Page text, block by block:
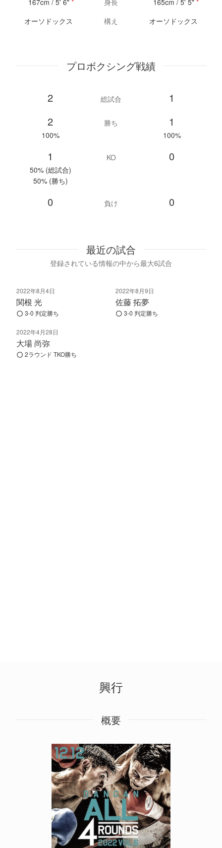
オーソドックス
構え オーソドックス
プロボクシング戦績
2 総試合
1
2
100%
勝ち 1
100%
1
50% (総試合)
50% (勝ち)
KO 0
0 負け 0
最近の試合
登録されている情報の中から最大6試合
2022年8月4日
関根 光
3-0 判定勝ち
2022年4月28日
大場 尚弥
2ラウンド TKO勝ち
2022年8月9日
佐藤 拓夢
3-0 判定勝ち
興行
概要